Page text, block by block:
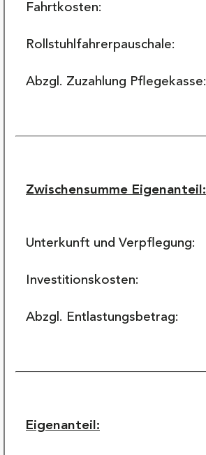
Fahrtkosten:
Rollstuhlfahrerpauschale:
Abzgl. Zuzahlung Pflegekasse:
Zwischensumme Eigenanteil:
Unterkunft und Verpflegung:
Investitionskosten:
Abzgl. Entlastungsbetrag:
Eigenanteil: